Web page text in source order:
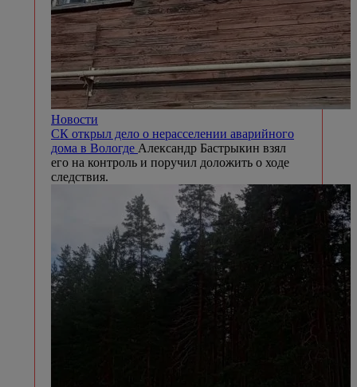
Новости
СК открыл дело о нерасселении аварийного
дома в Вологде Александр Бастрыкин взял
его на контроль и поручил доложить о ходе
следствия.